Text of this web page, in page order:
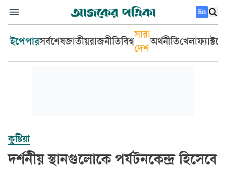
En
ইপেপারসর্বশেষজাতীয়রাজনীতিবিশ্ব
সারা
দেশ
অর্থনীতিখেলা
কুষ্টিয়া
দর্শনীয় স্থানগুলোকে পর্যটনকেন্দ্র হিসেবে